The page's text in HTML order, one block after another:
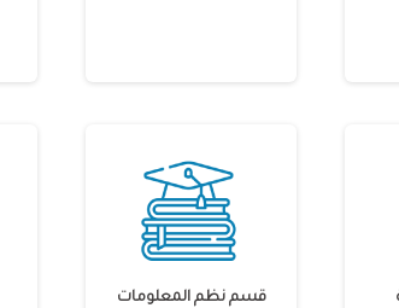
قسم نظم المعلومات